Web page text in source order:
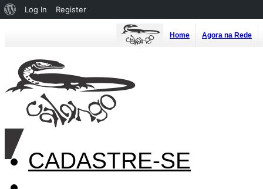
Home Agora na Rede
CADASTRE-SE
About
Log In Register